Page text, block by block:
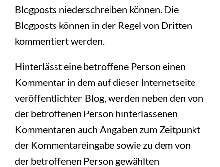
Blogposts niederschreiben können. Die
Blogposts können in der Regel von Dritten
kommentiert werden.
Hinterlässt eine betroffene Person einen
Kommentar in dem auf dieser Internetseite
veröffentlichten Blog, werden neben den von
der betroffenen Person hinterlassenen
Kommentaren auch Angaben zum Zeitpunkt
der Kommentareingabe sowie zu dem von
der betroffenen Person gewählten